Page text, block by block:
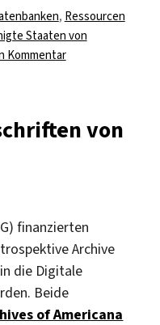
, Ressourcen
Staaten von
Kommentarzu
Francisco
von
finanzierten
Archive
die Digitale
Beide
of Americana